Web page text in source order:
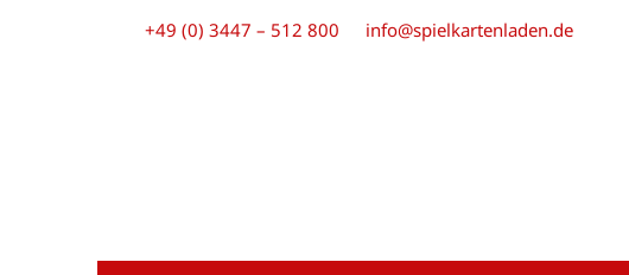
+49 (0) 3447 – 512 800 info@spielkartenladen.de